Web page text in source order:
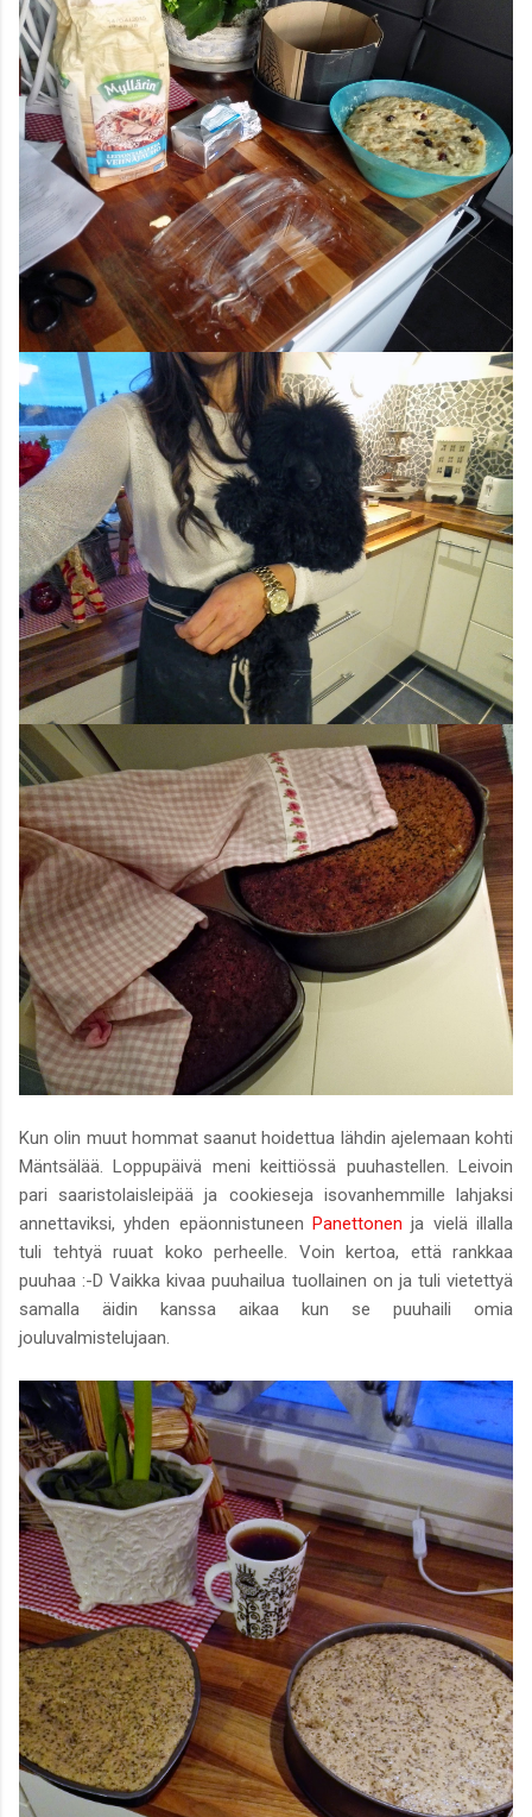
Kun olin muut hommat saanut hoidettua lähdin ajelemaan kohti
Mäntsälää. Loppupäivä meni keittiössä puuhastellen. Leivoin
pari saaristolaisleipää ja cookieseja isovanhemmille lahjaksi
annettaviksi, yhden epäonnistuneen Panettonen ja vielä illalla
tuli tehtyä ruuat koko perheelle. Voin kertoa, että rankkaa
puuhaa :-D Vaikka kivaa puuhailua tuollainen on ja tuli vietettyä
samalla äidin kanssa aikaa kun se puuhaili omia
jouluvalmistelujaan.